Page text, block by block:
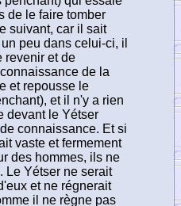
de le faire tomber
suivant, car il sait
peu dans celui-ci, il
revenir et de
de la
et repousse le
et il n'y a rien
devant le Yétser
connaissance. Et si
vaste et fermement
des hommes, ils ne
Le Yétser ne serait
et ne régnerait
il ne règne pas